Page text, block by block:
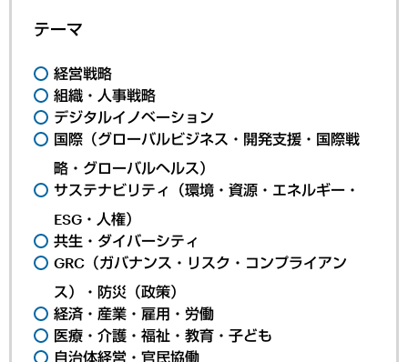
テーマ
経営戦略
組織・人事戦略
デジタルイノベーション
国際（グローバルビジネス・開発支援・国際戦
略・グローバルヘルス）
サステナビリティ（環境・資源・エネルギー・
ESG・人権）
共生・ダイバーシティ
GRC（ガバナンス・リスク・コンプライアン
ス）・防災（政策）
経済・産業・雇用・労働
医療・介護・福祉・教育・子ども
自治体経営・官民協働